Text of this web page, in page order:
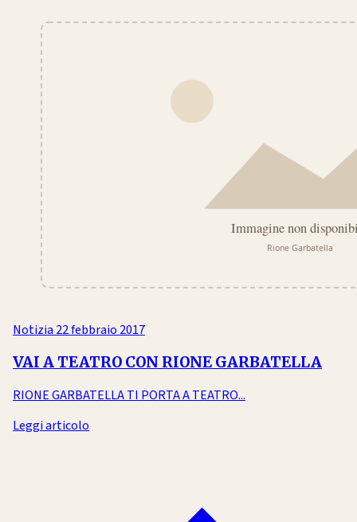
Notizia 22 febbraio 2017
VAI A TEATRO CON RIONE GARBATELLA
RIONE GARBATELLA TI PORTA A TEATRO...
Leggi articolo